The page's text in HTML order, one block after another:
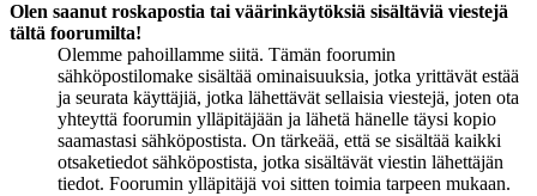
Olen saanut roskapostia tai väärinkäytöksiä sisältäviä viestejä
tältä foorumilta!
Olemme pahoillamme siitä. Tämän foorumin
sähköpostilomake sisältää ominaisuuksia, jotka yrittävät estää
ja seurata käyttäjiä, jotka lähettävät sellaisia viestejä, joten ota
yhteyttä foorumin ylläpitäjään ja lähetä hänelle täysi kopio
saamastasi sähköpostista. On tärkeää, että se sisältää kaikki
otsaketiedot sähköpostista, jotka sisältävät viestin lähettäjän
tiedot. Foorumin ylläpitäjä voi sitten toimia tarpeen mukaan.